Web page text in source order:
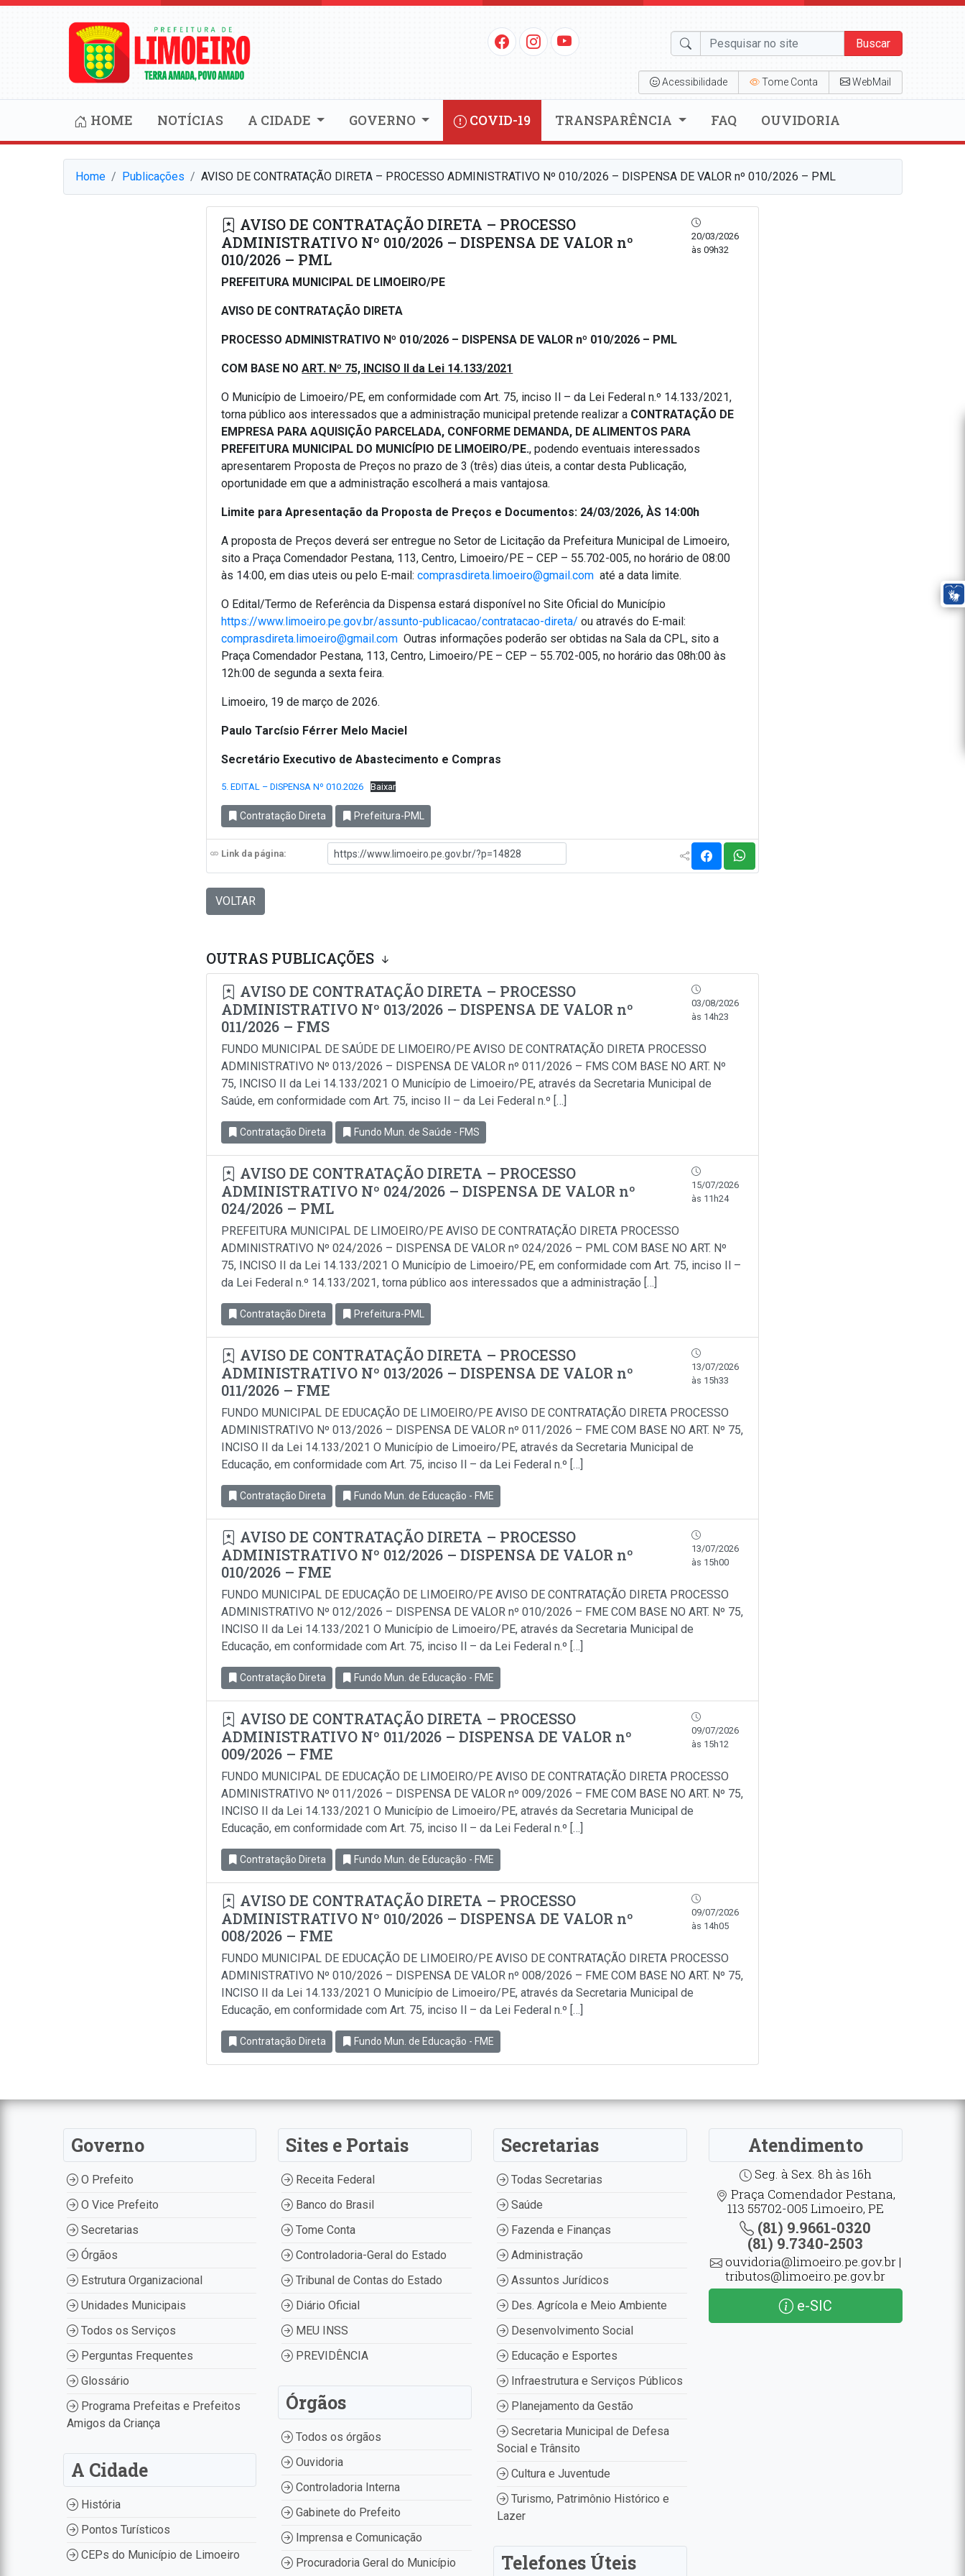
Buscar
Acessibilidade Tome Conta WebMail
HOME NOTÍCIAS A CIDADE GOVERNO COVID-19 TRANSPARÊNCIA FAQ OUVIDORIA
Home Publicações AVISO DE CONTRATAÇÃO DIRETA – PROCESSO ADMINISTRATIVO Nº 010/2026 – DISPENSA DE VALOR nº 010/2026 – PML
AVISO DE CONTRATAÇÃO DIRETA – PROCESSO
ADMINISTRATIVO Nº 010/2026 – DISPENSA DE VALOR nº
010/2026 – PML
20/03/2026
às 09h32
PREFEITURA MUNICIPAL DE LIMOEIRO/PE
AVISO DE CONTRATAÇÃO DIRETA
PROCESSO ADMINISTRATIVO Nº 010/2026 – DISPENSA DE VALOR nº 010/2026 – PML
COM BASE NOART. Nº 75, INCISO II da Lei 14.133/2021
O Município de Limoeiro/PE, em conformidade com Art. 75, inciso Il – da Lei Federal n.º 14.133/2021,
torna público aos interessados que a administração municipal pretende realizar a CONTRATAÇÃO DE
EMPRESA PARA AQUISIÇÃO PARCELADA, CONFORME DEMANDA, DE ALIMENTOS PARA
PREFEITURA MUNICIPAL DO MUNICÍPIO DE LIMOEIRO/PE., podendo eventuais interessados
apresentarem Proposta de Preços no prazo de 3 (três) dias úteis, a contar desta Publicação,
oportunidade em que a administração escolherá a mais vantajosa.
Limite para Apresentação da Proposta de Preços e Documentos: 24/03/2026, ÀS 14:00h
A proposta de Preços deverá ser entregue no Setor de Licitação da Prefeitura Municipal de Limoeiro,
sito a Praça Comendador Pestana, 113, Centro, Limoeiro/PE – CEP – 55.702-005, no horário de 08:00
às 14:00, em dias uteis ou pelo E-mail:comprasdireta.limoeiro@gmail.com até a data limite.
O Edital/Termo de Referência da Dispensa estará disponível no Site Oficial do Município
https://www.limoeiro.pe.gov.br/assunto-publicacao/contratacao-direta/ ou através do E-mail:
comprasdireta.limoeiro@gmail.com Outras informações poderão ser obtidas na Sala da CPL, sito a
Praça Comendador Pestana, 113, Centro, Limoeiro/PE – CEP – 55.702-005, no horário das 08h:00 às
12h:00 de segunda a sexta feira.
Limoeiro, 19 de março de 2026.
Paulo Tarcísio Férrer Melo Maciel
Secretário Executivo de Abastecimento e Compras
5. EDITAL – DISPENSA Nº 010.2026 Baixar
Contratação Direta Prefeitura-PML
Link da página:
VOLTAR
OUTRAS PUBLICAÇÕES
AVISO DE CONTRATAÇÃO DIRETA – PROCESSO
ADMINISTRATIVO Nº 013/2026 – DISPENSA DE VALOR nº
011/2026 – FMS
03/08/2026
às 14h23
FUNDO MUNICIPAL DE SAÚDE DE LIMOEIRO/PE AVISO DE CONTRATAÇÃO DIRETA PROCESSO
ADMINISTRATIVO Nº 013/2026 – DISPENSA DE VALOR nº 011/2026 – FMS COM BASE NO ART. Nº
75, INCISO II da Lei 14.133/2021 O Município de Limoeiro/PE, através da Secretaria Municipal de
Saúde, em conformidade com Art. 75, inciso Il – da Lei Federal n.º […]
Contratação Direta Fundo Mun. de Saúde - FMS
AVISO DE CONTRATAÇÃO DIRETA – PROCESSO
ADMINISTRATIVO Nº 024/2026 – DISPENSA DE VALOR nº
024/2026 – PML
15/07/2026
às 11h24
PREFEITURA MUNICIPAL DE LIMOEIRO/PE AVISO DE CONTRATAÇÃO DIRETA PROCESSO
ADMINISTRATIVO Nº 024/2026 – DISPENSA DE VALOR nº 024/2026 – PML COM BASE NO ART. Nº
75, INCISO II da Lei 14.133/2021 O Município de Limoeiro/PE, em conformidade com Art. 75, inciso Il –
da Lei Federal n.º 14.133/2021, torna público aos interessados que a administração […]
Contratação Direta Prefeitura-PML
AVISO DE CONTRATAÇÃO DIRETA – PROCESSO
ADMINISTRATIVO Nº 013/2026 – DISPENSA DE VALOR nº
011/2026 – FME
13/07/2026
às 15h33
FUNDO MUNICIPAL DE EDUCAÇÃO DE LIMOEIRO/PE AVISO DE CONTRATAÇÃO DIRETA PROCESSO
ADMINISTRATIVO Nº 013/2026 – DISPENSA DE VALOR nº 011/2026 – FME COM BASE NO ART. Nº 75,
INCISO II da Lei 14.133/2021 O Município de Limoeiro/PE, através da Secretaria Municipal de
Educação, em conformidade com Art. 75, inciso Il – da Lei Federal n.º […]
Contratação Direta Fundo Mun. de Educação - FME
AVISO DE CONTRATAÇÃO DIRETA – PROCESSO
ADMINISTRATIVO Nº 012/2026 – DISPENSA DE VALOR nº
010/2026 – FME
13/07/2026
às 15h00
FUNDO MUNICIPAL DE EDUCAÇÃO DE LIMOEIRO/PE AVISO DE CONTRATAÇÃO DIRETA PROCESSO
ADMINISTRATIVO Nº 012/2026 – DISPENSA DE VALOR nº 010/2026 – FME COM BASE NO ART. Nº 75,
INCISO II da Lei 14.133/2021 O Município de Limoeiro/PE, através da Secretaria Municipal de
Educação, em conformidade com Art. 75, inciso Il – da Lei Federal n.º […]
Contratação Direta Fundo Mun. de Educação - FME
AVISO DE CONTRATAÇÃO DIRETA – PROCESSO
ADMINISTRATIVO Nº 011/2026 – DISPENSA DE VALOR nº
009/2026 – FME
09/07/2026
às 15h12
FUNDO MUNICIPAL DE EDUCAÇÃO DE LIMOEIRO/PE AVISO DE CONTRATAÇÃO DIRETA PROCESSO
ADMINISTRATIVO Nº 011/2026 – DISPENSA DE VALOR nº 009/2026 – FME COM BASE NO ART. Nº 75,
INCISO II da Lei 14.133/2021 O Município de Limoeiro/PE, através da Secretaria Municipal de
Educação, em conformidade com Art. 75, inciso Il – da Lei Federal n.º […]
Contratação Direta Fundo Mun. de Educação - FME
AVISO DE CONTRATAÇÃO DIRETA – PROCESSO
ADMINISTRATIVO Nº 010/2026 – DISPENSA DE VALOR nº
008/2026 – FME
09/07/2026
às 14h05
FUNDO MUNICIPAL DE EDUCAÇÃO DE LIMOEIRO/PE AVISO DE CONTRATAÇÃO DIRETA PROCESSO
ADMINISTRATIVO Nº 010/2026 – DISPENSA DE VALOR nº 008/2026 – FME COM BASE NO ART. Nº 75,
INCISO II da Lei 14.133/2021 O Município de Limoeiro/PE, através da Secretaria Municipal de
Educação, em conformidade com Art. 75, inciso Il – da Lei Federal n.º […]
Contratação Direta Fundo Mun. de Educação - FME
Governo
O Prefeito
O Vice Prefeito
Secretarias
Órgãos
Estrutura Organizacional
Unidades Municipais
Todos os Serviços
Perguntas Frequentes
Glossário
Programa Prefeitas e Prefeitos
Amigos da Criança
A Cidade
História
Pontos Turísticos
CEPs do Município de Limoeiro
Sites e Portais
Receita Federal
Banco do Brasil
Tome Conta
Controladoria-Geral do Estado
Tribunal de Contas do Estado
Diário Oficial
MEU INSS
PREVIDÊNCIA
Órgãos
Todos os órgãos
Ouvidoria
Controladoria Interna
Gabinete do Prefeito
Imprensa e Comunicação
Procuradoria Geral do Município
Secretarias
Todas Secretarias
Saúde
Fazenda e Finanças
Administração
Assuntos Jurídicos
Des. Agrícola e Meio Ambiente
Desenvolvimento Social
Educação e Esportes
Infraestrutura e Serviços Públicos
Planejamento da Gestão
Secretaria Municipal de Defesa
Social e Trânsito
Cultura e Juventude
Turismo, Patrimônio Histórico e
Lazer
Telefones Úteis
Atendimento
Seg. à Sex. 8h às 16h
Praça Comendador Pestana,
113 55702-005 Limoeiro, PE
(81) 9.9661-0320
(81) 9.7340-2503
ouvidoria@limoeiro.pe.gov.br |
tributos@limoeiro.pe.gov.br
e-SIC